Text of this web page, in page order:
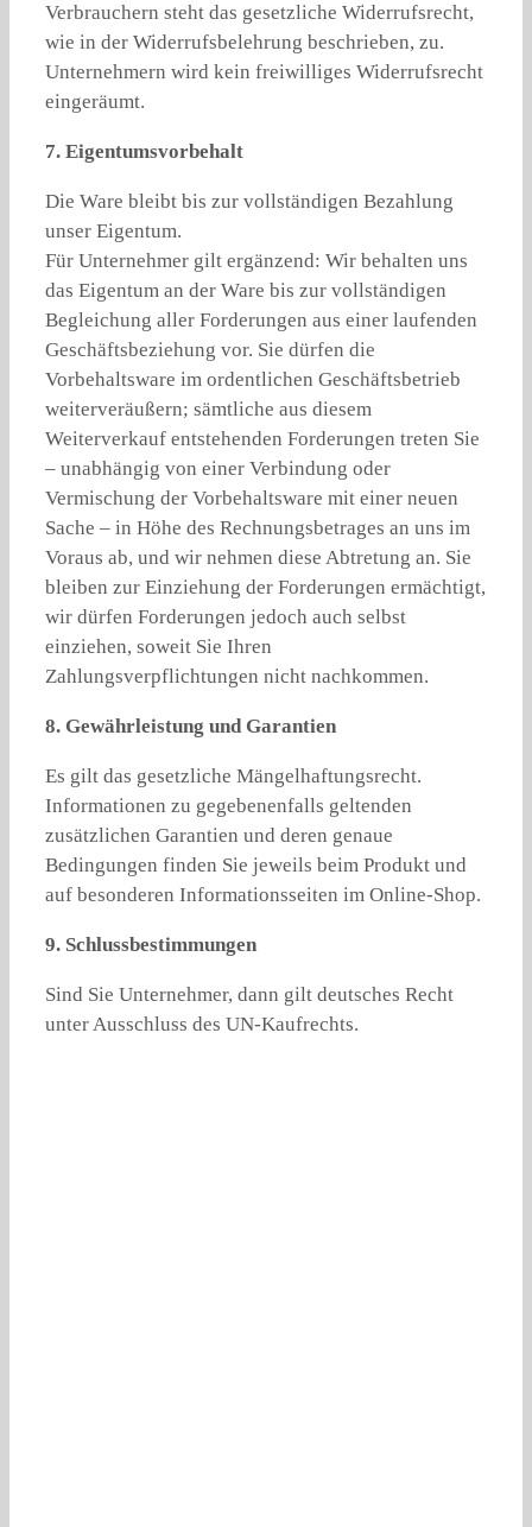
Verbrauchern steht das gesetzliche Widerrufsrecht,
wie in der Widerrufsbelehrung beschrieben, zu.
Unternehmern wird kein freiwilliges Widerrufsrecht
eingeräumt.
7. Eigentumsvorbehalt
Die Ware bleibt bis zur vollständigen Bezahlung
unser Eigentum.
Für Unternehmer gilt ergänzend: Wir behalten uns
das Eigentum an der Ware bis zur vollständigen
Begleichung aller Forderungen aus einer laufenden
Geschäftsbeziehung vor. Sie dürfen die
Vorbehaltsware im ordentlichen Geschäftsbetrieb
weiterveräußern; sämtliche aus diesem
Weiterverkauf entstehenden Forderungen treten Sie
– unabhängig von einer Verbindung oder
Vermischung der Vorbehaltsware mit einer neuen
Sache – in Höhe des Rechnungsbetrages an uns im
Voraus ab, und wir nehmen diese Abtretung an. Sie
bleiben zur Einziehung der Forderungen ermächtigt,
wir dürfen Forderungen jedoch auch selbst
einziehen, soweit Sie Ihren
Zahlungsverpflichtungen nicht nachkommen.
8. Gewährleistung und Garantien
Es gilt das gesetzliche Mängelhaftungsrecht.
Informationen zu gegebenenfalls geltenden
zusätzlichen Garantien und deren genaue
Bedingungen finden Sie jeweils beim Produkt und
auf besonderen Informationsseiten im Online-Shop.
9. Schlussbestimmungen
Sind Sie Unternehmer, dann gilt deutsches Recht
unter Ausschluss des UN-Kaufrechts.